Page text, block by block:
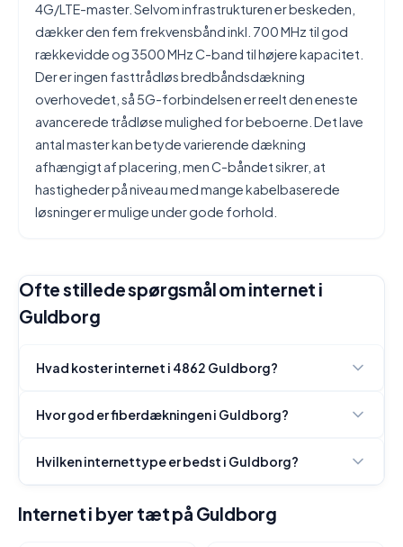
4G/LTE-master. Selvom infrastrukturen er beskeden,
dækker den fem frekvensbånd inkl. 700 MHz til god
rækkevidde og 3500 MHz C-band til højere kapacitet.
Der er ingen fasttrådløs bredbåndsdækning
overhovedet, så 5G-forbindelsen er reelt den eneste
avancerede trådløse mulighed for beboerne. Det lave
antal master kan betyde varierende dækning
afhængigt af placering, men C-båndet sikrer, at
hastigheder på niveau med mange kabelbaserede
løsninger er mulige under gode forhold.
Ofte stillede spørgsmål om internet i
Guldborg
Hvad koster internet i 4862 Guldborg?
Hvor god er fiberdækningen i Guldborg?
Hvilken internettype er bedst i Guldborg?
Internet i byer tæt på Guldborg